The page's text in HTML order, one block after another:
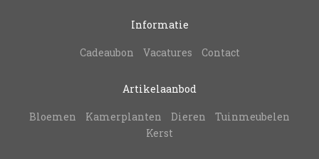
Informatie
Cadeaubon Vacatures Contact
Artikelaanbod
Bloemen Kamerplanten Dieren
Tuinmeubelen
Kerst